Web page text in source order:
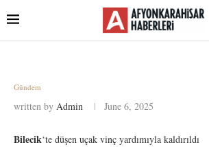
Gündem
written by Admin June 6, 2025
Bilecik‘te düşen uçak vinç yardımıyla kaldırıldı